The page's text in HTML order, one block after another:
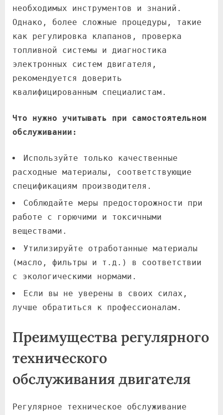
необходимых инструментов и знаний.
Однако, более сложные процедуры, такие
как регулировка клапанов, проверка
топливной системы и диагностика
электронных систем двигателя,
рекомендуется доверить
квалифицированным специалистам.
Что нужно учитывать при самостоятельном
обслуживании:
Используйте только качественные
расходные материалы, соответствующие
спецификациям производителя.
Соблюдайте меры предосторожности при
работе с горючими и токсичными
веществами.
Утилизируйте отработанные материалы
(масло, фильтры и т.д.) в соответствии
с экологическими нормами.
Если вы не уверены в своих силах,
лучше обратиться к профессионалам.
Преимущества регулярного
технического
обслуживания двигателя
Регулярное техническое обслуживание